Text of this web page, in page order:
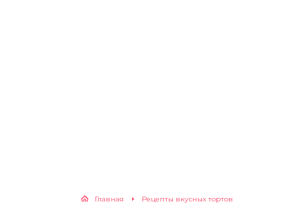
Главная Рецепты вкусных тортов